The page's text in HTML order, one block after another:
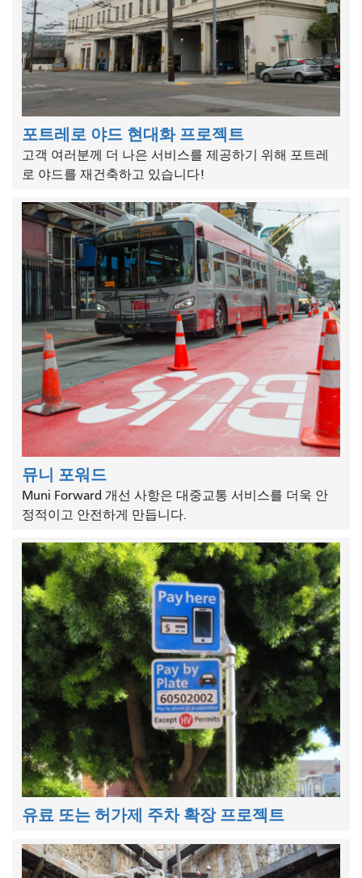
포트레로 야드 현대화 프로젝트
고객 여러분께 더 나은 서비스를 제공하기 위해 포트레
로 야드를 재건축하고 있습니다!
뮤니 포워드
Muni Forward 개선 사항은 대중교통 서비스를 더욱 안
정적이고 안전하게 만듭니다.
유료 또는 허가제 주차 확장 프로젝트